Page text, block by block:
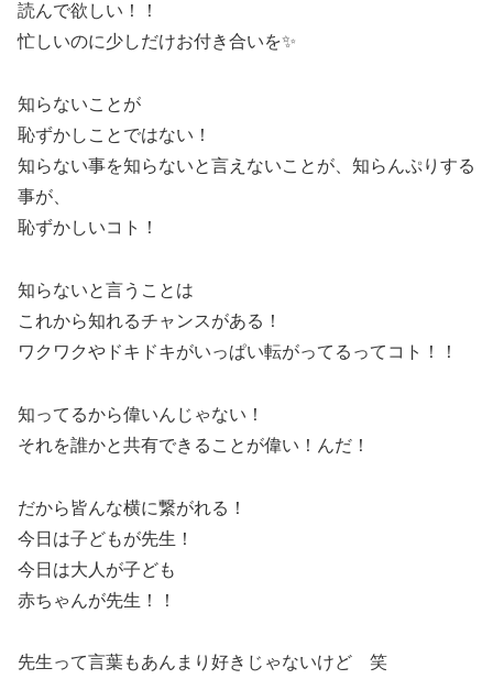
読んで欲しい！！
忙しいのに少しだけお付き合いを✨
知らないことが
恥ずかしことではない！
知らない事を知らないと言えないことが、知らんぷりする
事が、
恥ずかしいコト！
知らないと言うことは
これから知れるチャンスがある！
ワクワクやドキドキがいっぱい転がってるってコト！！
知ってるから偉いんじゃない！
それを誰かと共有できることが偉い！んだ！
だから皆んな横に繋がれる！
今日は子どもが先生！
今日は大人が子ども
赤ちゃんが先生！！
先生って言葉もあんまり好きじゃないけど 笑